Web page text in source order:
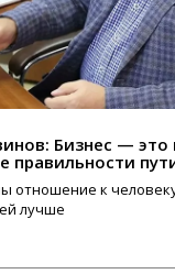
Бизнес — это
правильности
отношение к
лучше